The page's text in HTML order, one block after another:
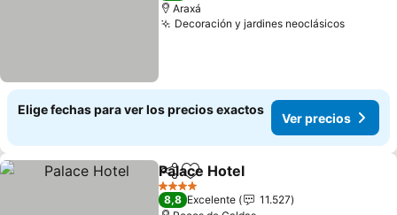
Araxá
Decoración y jardines neoclásicosVer
Elige fechas para ver los precios exactos
Ver precios
CompartirAgregar a favoritos
Palace Hotel
4 Estrellas
8,8 Excelente
11.527